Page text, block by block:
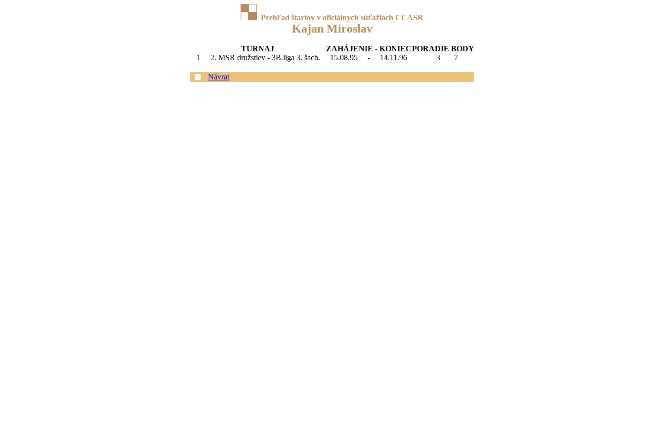
Prehľad štartov v oficiálnych súťažiach CCASR
Kajan Miroslav
TURNAJ ZAHÁJENIE - KONIECPORADIE BODY
1
2. MSR družstiev - 3B.liga 3. šach. 15.08.95 - 14.11.96 3 7
Návrat